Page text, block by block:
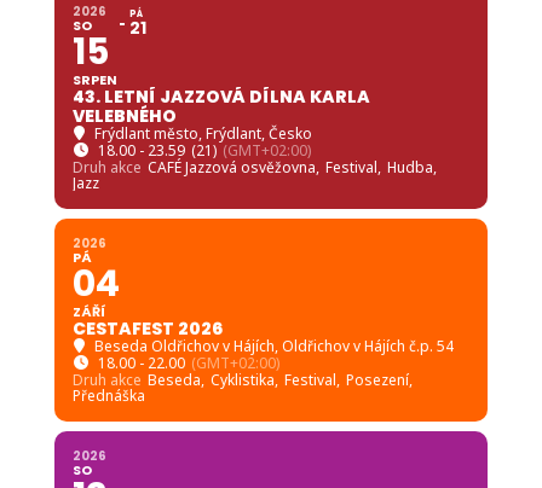
2026
SO
15
SRPEN
PÁ
21
43. LETNÍ JAZZOVÁ DÍLNA KARLA
VELEBNÉHO
Frýdlant město, Frýdlant, Česko
18.00 - 23.59 (21) (GMT+02:00)
Druh akce CAFÉ Jazzová osvěžovna, Festival, Hudba,
Jazz
2026
PÁ
04
ZÁŘÍ
CESTAFEST 2026
Beseda Oldřichov v Hájích, Oldřichov v Hájích č.p. 54
18.00 - 22.00 (GMT+02:00)
Druh akce Beseda, Cyklistika, Festival, Posezení,
Přednáška
2026
SO